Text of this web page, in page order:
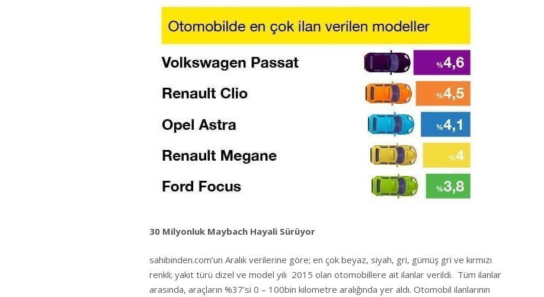
30 Milyonluk Maybach Hayali Sürüyor
sahibinden.com’un Aralık verilerine göre; en çok beyaz, siyah, gri, gümüş gri ve kırmızı
renkli; yakıt türü dizel ve model yılı 2015 olan otomobillere ait ilanlar verildi. Tüm ilanlar
arasında, araçların %37’si 0 – 100bin kilometre aralığında yer aldı. Otomobil ilanlarının